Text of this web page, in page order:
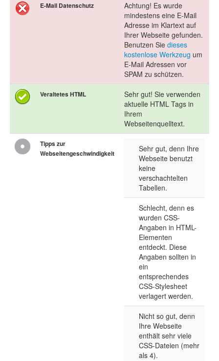
E-Mail Datenschutz
Achtung! Es wurde
mindestens eine E-Mail
Adresse im Klartext auf
Ihrer Webseite gefunden.
Benutzen Sie dieses
kostenlose Werkzeug um
E-Mail Adressen vor
SPAM zu schützen.
Veraltetes HTML
Sehr gut! Sie verwenden
aktuelle HTML Tags in
Ihrem
Webseitenquelltext.
Tipps zur
Webseitengeschwindigkeit
Sehr gut, denn Ihre
Webseite benutzt
keine
verschachtelten
Tabellen.
Schlecht, denn es
wurden CSS-
Angaben in HTML-
Elementen
entdeckt. Diese
Angaben sollten in
ein
entsprechendes
CSS-Stylesheet
verlagert werden.
Nicht so gut, denn
Ihre Webseite
enthält sehr viele
CSS-Dateien (mehr
als 4).